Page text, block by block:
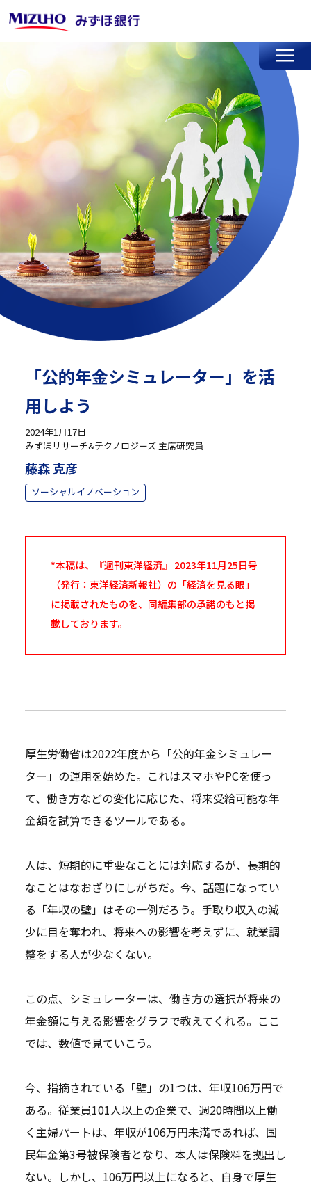
「公的年金シミュレーター」を活
用しよう
2024年1月17日
みずほリサーチ&テクノロジーズ 主席研究員
藤森 克彦
ソーシャルイノベーション
*本稿は、『週刊東洋経済』 2023年11月25日号
（発行：東洋経済新報社）の「経済を見る眼」
に掲載されたものを、同編集部の承諾のもと掲
載しております。
厚生労働省は2022年度から「公的年金シミュレー
ター」の運用を始めた。これはスマホやPCを使っ
て、働き方などの変化に応じた、将来受給可能な年
金額を試算できるツールである。
人は、短期的に重要なことには対応するが、長期的
なことはなおざりにしがちだ。今、話題になってい
る「年収の壁」はその一例だろう。手取り収入の減
少に目を奪われ、将来への影響を考えずに、就業調
整をする人が少なくない。
この点、シミュレーターは、働き方の選択が将来の
年金額に与える影響をグラフで教えてくれる。ここ
では、数値で見ていこう。
今、指摘されている「壁」の1つは、年収106万円で
ある。従業員101人以上の企業で、週20時間以上働
く主婦パートは、年収が106万円未満であれば、国
民年金第3号被保険者となり、本人は保険料を拠出し
ない。しかし、106万円以上になると、自身で厚生